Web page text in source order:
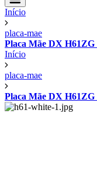
Início
placa-mae
Placa Mãe DX
Início
placa-mae
Placa Mãe DX